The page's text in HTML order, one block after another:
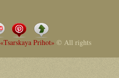
«Tsarskaya Prihot» © All rights